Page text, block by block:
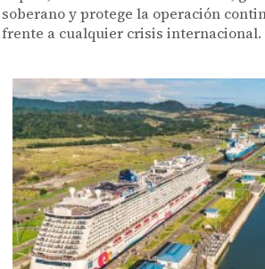
soberano y protege la operación
frente a cualquier crisis internacional.